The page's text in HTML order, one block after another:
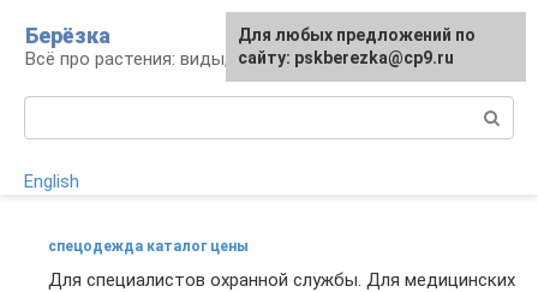
контенту
Берёзка
Всё про растения: виды, выращивание, уход
English
спецодежда каталог цены
Для специалистов охранной службы. Для медицинских
Для любых предложений по
сайту: pskberezka@cp9.ru